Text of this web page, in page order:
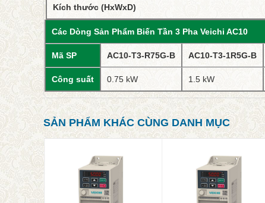
Kích thước (HxWxD)
Các Dòng Sản Phẩm Biến Tần 3 Pha Veichi AC10
Mã SP AC10-T3-R75G-B AC10-T3-1R5G-B
Công suất 0.75 kW 1.5 kW
SẢN PHẨM KHÁC CÙNG DANH MỤC